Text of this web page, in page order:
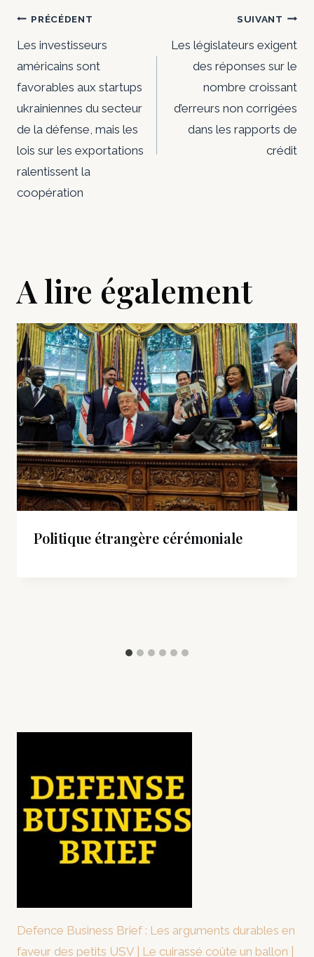
Navigation
de
l’article
PRÉCÉDENT
Les investisseurs
américains sont
favorables aux startups
ukrainiennes du secteur
de la défense, mais les
lois sur les exportations
ralentissent la
coopération
SUIVANT
Les législateurs exigent
des réponses sur le
nombre croissant
d’erreurs non corrigées
dans les rapports de
crédit
A lire également
Politique étrangère cérémoniale
Defence Business Brief : Les arguments durables en
faveur des petits USV | Le cuirassé coûte un ballon |